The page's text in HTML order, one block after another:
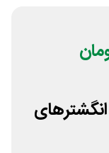
انگشترهای